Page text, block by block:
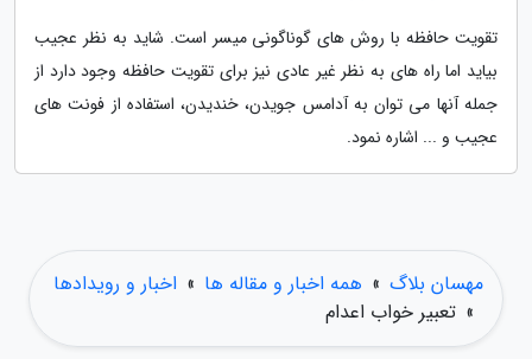
تقویت حافظه با روش های گوناگونی میسر است. شاید به نظر عجیب
بیاید اما راه های به نظر غیر عادی نیز برای تقویت حافظه وجود دارد از
جمله آنها می توان به آدامس جویدن، خندیدن، استفاده از فونت های
عجیب و ... اشاره نمود.
مهسان بلاگ » همه اخبار و مقاله ها » اخبار و رویدادها
» تعبیر خواب اعدام